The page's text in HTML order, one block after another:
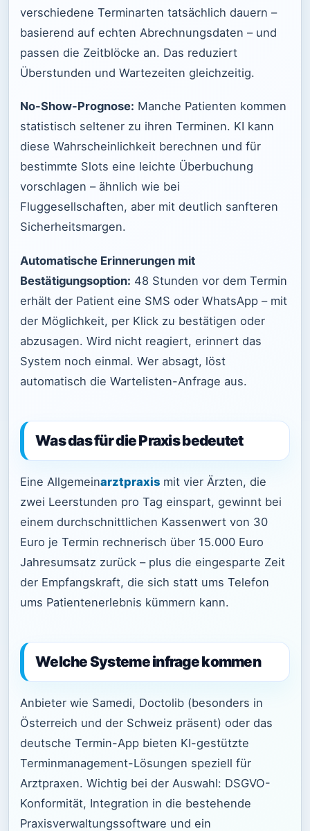
verschiedene Terminarten tatsächlich dauern –
basierend auf echten Abrechnungsdaten – und
passen die Zeitblöcke an. Das reduziert
Überstunden und Wartezeiten gleichzeitig.
No-Show-Prognose: Manche Patienten kommen
statistisch seltener zu ihren Terminen. KI kann
diese Wahrscheinlichkeit berechnen und für
bestimmte Slots eine leichte Überbuchung
vorschlagen – ähnlich wie bei
Fluggesellschaften, aber mit deutlich sanfteren
Sicherheitsmargen.
Automatische Erinnerungen mit
Bestätigungsoption: 48 Stunden vor dem Termin
erhält der Patient eine SMS oder WhatsApp – mit
der Möglichkeit, per Klick zu bestätigen oder
abzusagen. Wird nicht reagiert, erinnert das
System noch einmal. Wer absagt, löst
automatisch die Wartelisten-Anfrage aus.
Was das für die Praxis bedeutet
Eine Allgemeinarztpraxis mit vier Ärzten, die
zwei Leerstunden pro Tag einspart, gewinnt bei
einem durchschnittlichen Kassenwert von 30
Euro je Termin rechnerisch über 15.000 Euro
Jahresumsatz zurück – plus die eingesparte Zeit
der Empfangskraft, die sich statt ums Telefon
ums Patientenerlebnis kümmern kann.
Welche Systeme infrage kommen
Anbieter wie Samedi, Doctolib (besonders in
Österreich und der Schweiz präsent) oder das
deutsche Termin-App bieten KI-gestützte
Terminmanagement-Lösungen speziell für
Arztpraxen. Wichtig bei der Auswahl: DSGVO-
Konformität, Integration in die bestehende
Praxisverwaltungssoftware und ein